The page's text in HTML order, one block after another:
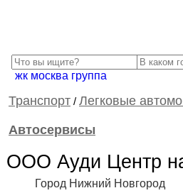
жк москва группа
Транспорт / Легковые
Автосервисы
ООО Ауди Центр
Город Нижний Новгород